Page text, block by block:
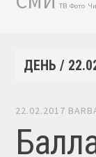
ТВ Фото
ДЕНЬ /
22.02.2017